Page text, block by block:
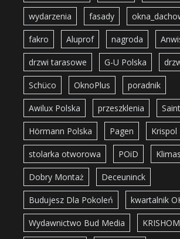
wydarzenia fasady
fakro Aluprof nagroda
drzwi tarasowe G-U Polska
Schüco OknoPlus poradnik
Awilux Polska przeszklenia
Hörmann Polska Pagen Krispol
stolarka otworowa POiD
Dobry Montaż Deceuninck
Budujesz Dla Pokoleń kwartalnik
Wydawnictwo Bud Media